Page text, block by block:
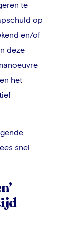
te
op
en/of
deze
het
snel